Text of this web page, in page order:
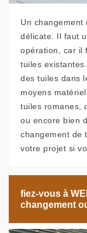
Un changement
délicate. Il faut
opération, car il
tuiles
des tuiles dans
moyens
tuiles romanes,
ou encore bien
changement de
votre projet si
fiez-vous à
changement